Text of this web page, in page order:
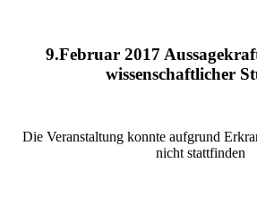
9.Februar 2017
wissenschaftlicher
Die Veranstaltung konnte aufgrund
nicht stattfinden